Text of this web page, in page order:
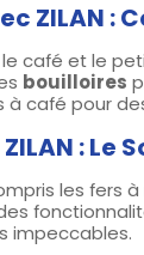
ZILAN :
le café et le
bouilloires
café pour
: Le
les fers
impeccables.